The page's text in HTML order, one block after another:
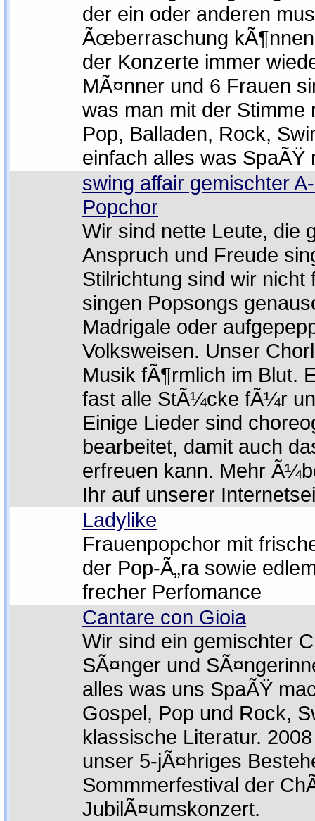
der ein oder anderen
Ãœberraschung
der Konzerte immer
MÃ¤nner und 6 Frauen
was man mit der Stimme
Pop, Balladen, Rock,
einfach alles was SpaÃŸ
swing affair gemischter
Popchor
Wir sind nette Leute, die
Anspruch und Freude
Stilrichtung sind wir nicht
singen Popsongs
Madrigale oder
Volksweisen. Unser
Musik fÃ¶rmlich im Blut.
fast alle StÃ¼cke fÃ¼r
Einige Lieder sind
bearbeitet, damit auch
erfreuen kann. Mehr
Ihr auf unserer
Ladylike
Frauenpopchor mit
der Pop-Ã„ra sowie
frecher Perfomance
Cantare con Gioia
Wir sind ein gemischter
SÃ¤nger und
alles was uns SpaÃŸ
Gospel, Pop und Rock,
klassische Literatur.
unser 5-jÃ¤hriges
Sommmerfestival der
JubilÃ¤umskonzert.